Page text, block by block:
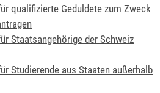
qualifizierte Geduldete zum Zweck
Staatsangehörige der Schweiz
Studierende aus Staaten außerhalb